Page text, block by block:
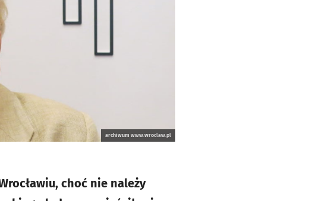
archiwum www.wroclaw.pl
choć nie należy